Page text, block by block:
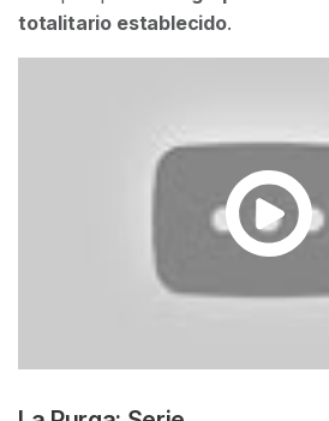
totalitario establecido.